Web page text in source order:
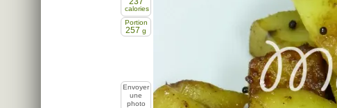
calories
Portion
257 g
Envoyer
une
photo